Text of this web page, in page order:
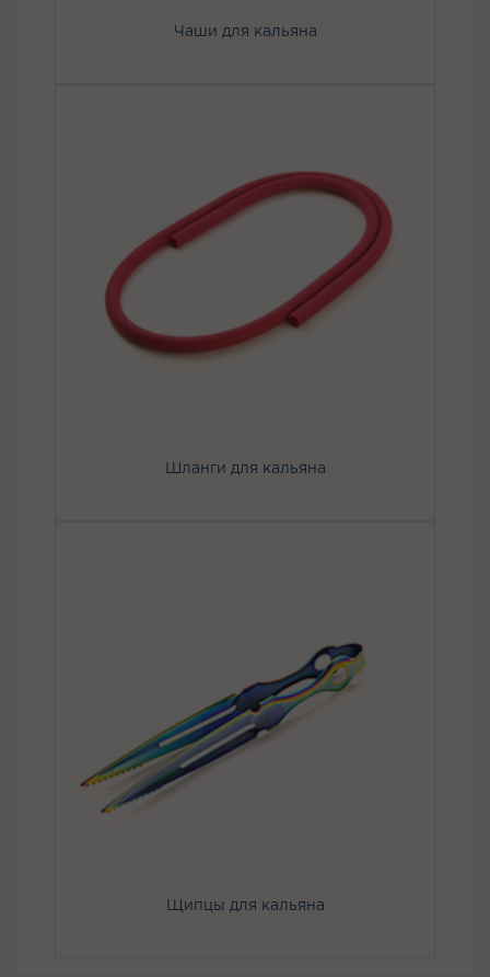
Чаши для кальяна
Шланги для кальяна
Щипцы для кальяна